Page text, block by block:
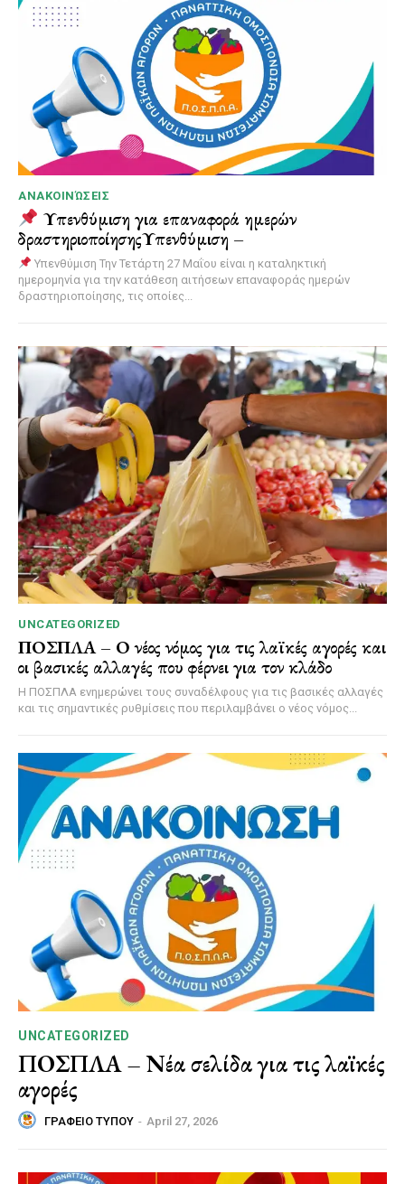
ΑΝΑΚΟΙΝΏΣΕΙΣ
Υπενθύμιση για επαναφορά ημερών
δραστηριοποίησηςΥπενθύμιση –
Υπενθύμιση Την Τετάρτη 27 Μαΐου είναι η καταληκτική
ημερομηνία για την κατάθεση αιτήσεων επαναφοράς ημερών
δραστηριοποίησης, τις οποίες...
UNCATEGORIZED
ΠΟΣΠΛΑ – Ο νέος νόμος για τις λαϊκές αγορές και
οι βασικές αλλαγές που φέρνει για τον κλάδο
Η ΠΟΣΠΛΑ ενημερώνει τους συναδέλφους για τις βασικές αλλαγές
και τις σημαντικές ρυθμίσεις που περιλαμβάνει ο νέος νόμος...
UNCATEGORIZED
ΠΟΣΠΛΑ – Νέα σελίδα για τις λαϊκές
αγορές
ΓΡΑΦΕΙΟ ΤΥΠΟΥ - April 27, 2026